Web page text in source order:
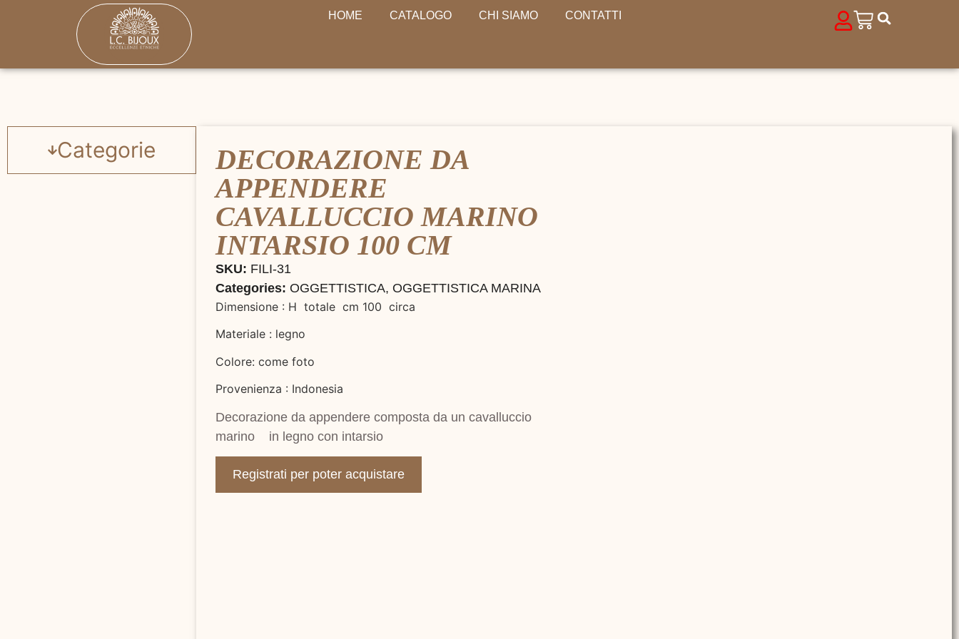
HOME CATALOGO CHI SIAMO CONTATTI
Categorie
DECORAZIONE DA
APPENDERE
CAVALLUCCIO MARINO
INTARSIO 100 CM
SKU: FILI-31
Categories: OGGETTISTICA, OGGETTISTICA MARINA
Dimensione : H totale cm 100 circa
Materiale : legno
Colore: come foto
Provenienza : Indonesia
Decorazione da appendere composta da un cavalluccio
marino in legno con intarsio
Registrati per poter acquistare